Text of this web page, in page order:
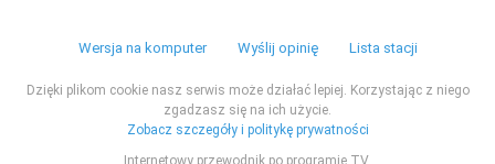
Wersja na komputer Wyślij opinię Lista stacji
Dzięki plikom cookie nasz serwis może działać lepiej. Korzystając z niego
zgadzasz się na ich użycie.
Zobacz szczegóły i politykę prywatności
Internetowy przewodnik po programie TV.